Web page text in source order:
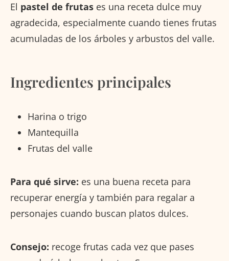
El pastel de frutas es una receta dulce muy
agradecida, especialmente cuando tienes frutas
acumuladas de los árboles y arbustos del valle.
Ingredientes principales
Harina o trigo
Mantequilla
Frutas del valle
Para qué sirve: es una buena receta para
recuperar energía y también para regalar a
personajes cuando buscan platos dulces.
Consejo: recoge frutas cada vez que pases